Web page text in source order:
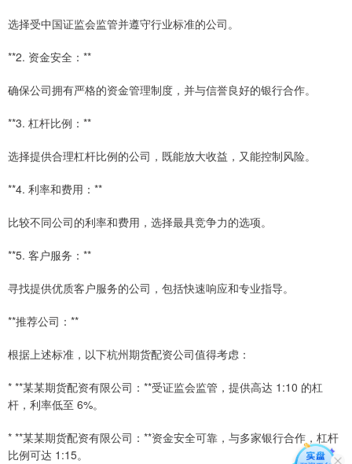
选择受中国证监会监管并遵守行业标准的公司。
**2. 资金安全：**
确保公司拥有严格的资金管理制度，并与信誉良好的银行合作。
**3. 杠杆比例：**
选择提供合理杠杆比例的公司，既能放大收益，又能控制风险。
**4. 利率和费用：**
比较不同公司的利率和费用，选择最具竞争力的选项。
**5. 客户服务：**
寻找提供优质客户服务的公司，包括快速响应和专业指导。
**推荐公司：**
根据上述标准，以下杭州期货配资公司值得考虑：
* **某某期货配资有限公司：**受证监会监管，提供高达 1:10 的杠
杆，利率低至 6%。
* **某某期货配资有限公司：**资金安全可靠，与多家银行合作，杠杆
比例可达 1:15。